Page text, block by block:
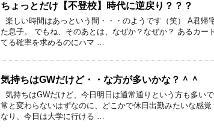
ちょっとだけ【不登校】時代に逆戻り？？？
楽しい時間はあっという間・・・のようです（笑） A君帰
た息子。 でもね、そのあとは、なぜか？なぜか？ あるカー
てる確率を求めるのにハマ …
気持ちはGWだけど・・な方が多いかな？＾＾
気持ちはGWだけど、今日明日は通常通りという方も多い
常と変わらないはずなのに、どこかで休日出勤みたいな感覚
なり、今日は大学に行ける …